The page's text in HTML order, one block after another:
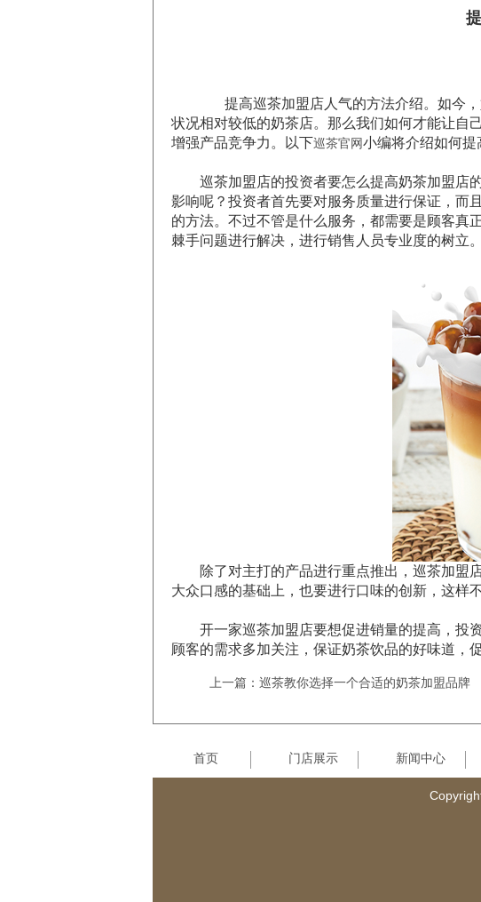
提高巡茶加盟店人气的方法介绍。如今，
状况相对较低的奶茶店。那么我们如何才能让自
增强产品竞争力。以下巡茶官网小编将介绍如何提
巡茶加盟店的投资者要怎么提高奶茶加盟店的
影响呢？投资者首先要对服务质量进行保证，而
的方法。不过不管是什么服务，都需要是顾客真
棘手问题进行解决，进行销售人员专业度的树立。
除了对主打的产品进行重点推出，巡茶加盟店
大众口感的基础上，也要进行口味的创新，这样
开一家巡茶加盟店要想促进销量的提高，投资
顾客的需求多加关注，保证奶茶饮品的好味道，
上一篇：巡茶教你选择一个合适的奶茶加盟品牌
首页 门店展示 新闻中心